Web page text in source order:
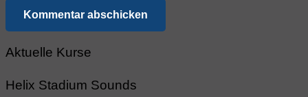
Kommentar abschicken
Aktuelle Kurse
Helix Stadium Sounds